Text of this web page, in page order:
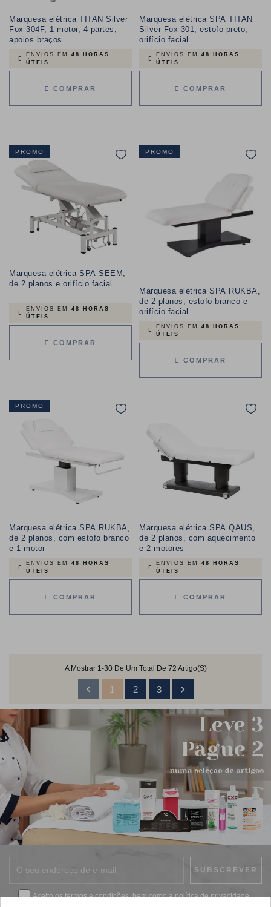
Marquesa elétrica TITAN Silver
Fox 304F, 1 motor, 4 partes,
apoios braços
ENVIOS EM 48 HORAS
ÚTEIS
COMPRAR
Marquesa elétrica SPA TITAN
Silver Fox 301, estofo preto,
orifício facial
ENVIOS EM 48 HORAS
ÚTEIS
COMPRAR
PROMO
Marquesa elétrica SPA SEEM,
de 2 planos e orifício facial
ENVIOS EM 48 HORAS
ÚTEIS
COMPRAR
PROMO
Marquesa elétrica SPA RUKBA,
de 2 planos, estofo branco e
orifício facial
ENVIOS EM 48 HORAS
ÚTEIS
COMPRAR
PROMO
Marquesa elétrica SPA RUKBA,
de 2 planos, com estofo branco
e 1 motor
ENVIOS EM 48 HORAS
ÚTEIS
COMPRAR
Marquesa elétrica SPA QAUS,
de 2 planos, com aquecimento
e 2 motores
ENVIOS EM 48 HORAS
ÚTEIS
COMPRAR
A Mostrar 1-30 De Um Total De 72 Artigo(s)
 1 2 3 
Aceito ostermos e condições, bem como apolítica de privacidade.